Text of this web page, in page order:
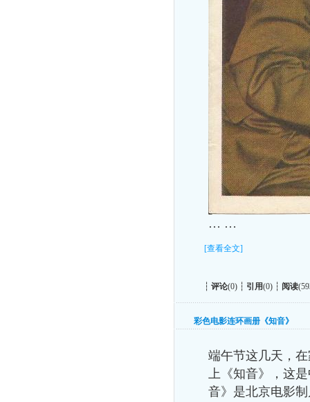
… …
[查看全文]
┆ 评论(0) ┆ 引用(0) ┆ 阅读
彩色电影连环画册《知音》
端午节这几天，
上《知音》，这
音》是北京电影